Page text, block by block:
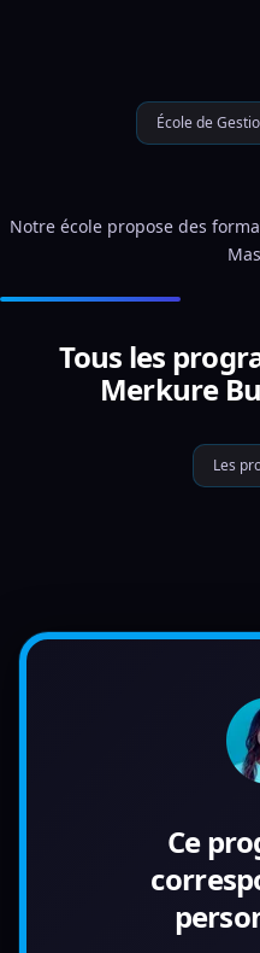
École de
Notre école propose des
Tous les
Merkure
Les
Ce